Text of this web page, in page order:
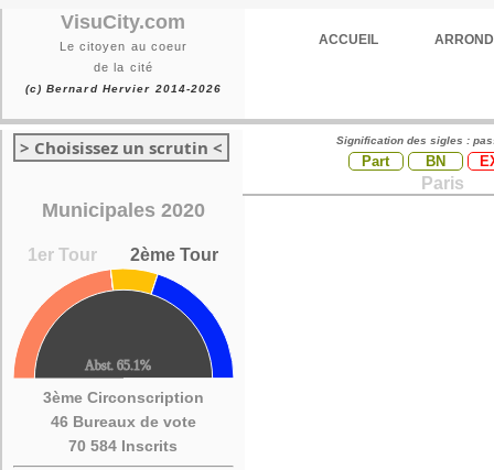
VisuCity.com
Le citoyen au coeur
de la cité
(c) Bernard Hervier 2014-2026
ACCUEIL
> Choisissez un scrutin <
Municipales 2020
1er Tour 2ème Tour
3ème Circonscription
46 Bureaux de vote
70 584 Inscrits
Signification des sigles :
Part BN
Paris